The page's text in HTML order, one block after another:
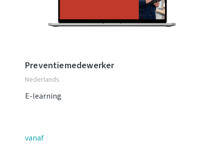
Preventiemedewerker
Nederlands
E-learning
vanaf